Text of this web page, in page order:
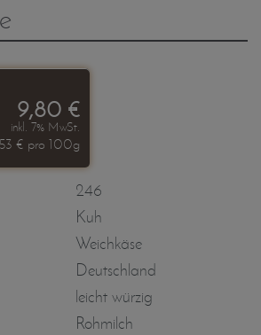
9,80 €
inkl. 7% MwSt.
€ pro 100g
246
Kuh
Weichkäse
Deutschland
leicht würzig
Rohmilch